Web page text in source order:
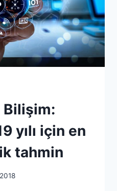
Bilişim:
yılı için en
tahmin